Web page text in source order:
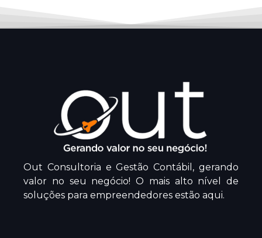
Out Consultoria e Gestão Contábil, gerando
valor no seu negócio! O mais alto nível de
soluções para empreendedores estão aqui.